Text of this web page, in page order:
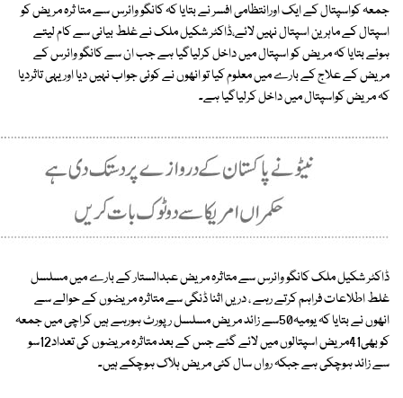
جمعہ کواسپتال کے ایک اورانتظامی افسر نے بتایا کہ کانگو وائرس سے متا ثرہ مریض کو
اسپتال کے ماہرین اسپتال نہیں لائے،ڈاکٹر شکیل ملک نے غلط بیانی سے کام لیتے
ہوئے بتایا کہ مریض کو اسپتال میں داخل کرلیاگیا ہے جب ان سے کانگو وائرس کے
مریض کے علاج کے بارے میں معلوم کیا تو انھوں نے کوئی جواب نہیں دیا اور یہی تاثردیا
کہ مریض کواسپتال میں داخل کرلیاگیا ہے۔
ڈاکٹر شکیل ملک کانگو وائرس سے متاثرہ مریض عبدالستار کے بارے میں مسلسل
غلط اطلاعات فراہم کرتے رہے ، دریں اثنا ڈنگی سے متاثرہ مریضوں کے حوالے سے
انھوں نے بتایا کہ یومیہ50سے زائد مریض مسلسل رپورٹ ہورہے ہیں کراچی میں جمعہ
کو بھی41مریض اسپتالوں میں لائے گئے جس کے بعد متاثرہ مریضوں کی تعداد12سو
سے زائد ہوچکی ہے جبکہ رواں سال کئی مریض ہلاک ہوچکے ہیں۔